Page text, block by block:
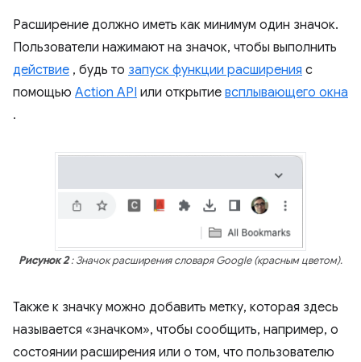
Расширение должно иметь как минимум один значок.
Пользователи нажимают на значок, чтобы выполнить
действие , будь то запуск функции расширения с
помощью Action API или открытие всплывающего окна
.
Рисунок 2: Значок расширения словаря Google (красным цветом).
Также к значку можно добавить метку, которая здесь
называется «значком», чтобы сообщить, например, о
состоянии расширения или о том, что пользователю